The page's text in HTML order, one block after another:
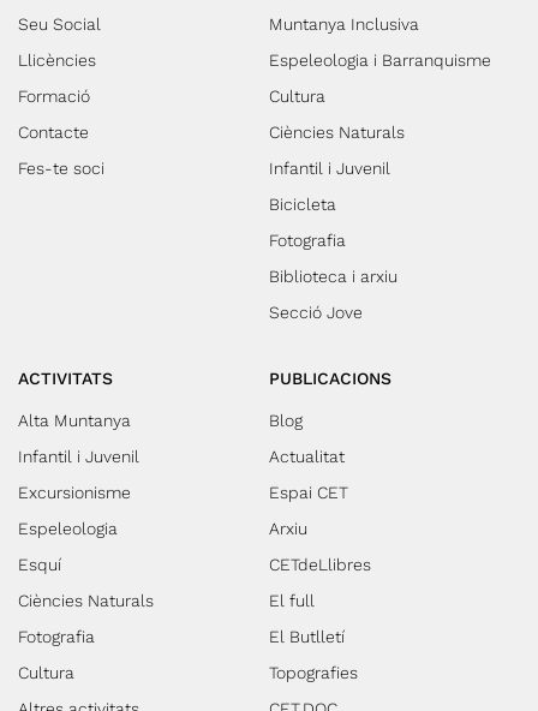
Seu Social
Llicències
Formació
Contacte
Fes-te soci
Muntanya Inclusiva
Espeleologia i Barranquisme
Cultura
Ciències Naturals
Infantil i Juvenil
Bicicleta
Fotografia
Biblioteca i arxiu
Secció Jove
ACTIVITATS
Alta Muntanya
Infantil i Juvenil
Excursionisme
Espeleologia
Esquí
Ciències Naturals
Fotografia
Cultura
PUBLICACIONS
Blog
Actualitat
Espai CET
Arxiu
CETdeLlibres
El full
El Butlletí
Topografies